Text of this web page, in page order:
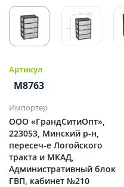
Артикул
М8763
Импортер
ООО «ГрандСитиОпт»,
223053, Минский р-н,
пересеч-е Логойского
тракта и МКАД,
Административный блок
ГВП, кабинет №210